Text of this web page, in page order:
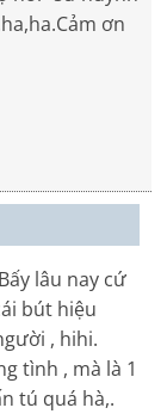
ơn
lâu nay cứ
bút hiệu
, hihi.
tình , mà là 1
tú quá hà,.